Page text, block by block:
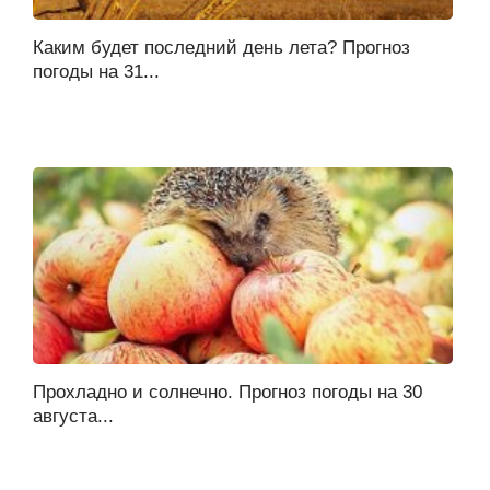
Каким будет последний день лета? Прогноз
погоды на 31...
Прохладно и солнечно. Прогноз погоды на 30
августа...